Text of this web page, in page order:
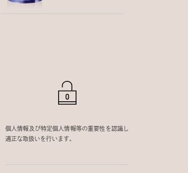
個人情報及び特定個人情報等の重要性を認識し
適正な取扱いを行います。